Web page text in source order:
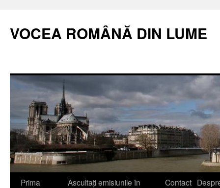
VOCEA ROMÂNĂ DIN LUME
Prima
Ascultați emisiunile în
Contact